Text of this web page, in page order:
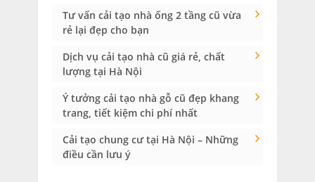
Tư vấn cải tạo nhà ống 2 tầng cũ vừa
rẻ lại đẹp cho bạn
Dịch vụ cải tạo nhà cũ giá rẻ, chất
lượng tại Hà Nội
Ý tưởng cải tạo nhà gỗ cũ đẹp khang
trang, tiết kiệm chi phí nhất
Cải tạo chung cư tại Hà Nội – Những
điều cần lưu ý